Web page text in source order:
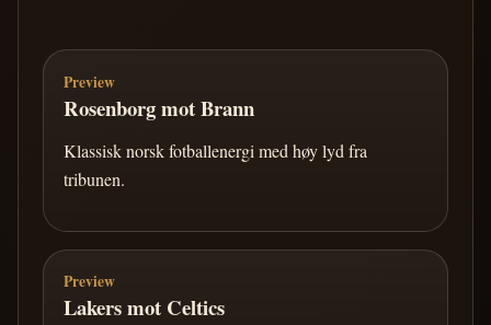
Preview
Rosenborg mot Brann
Klassisk norsk fotballenergi med høy lyd fra
tribunen.
Preview
Lakers mot Celtics